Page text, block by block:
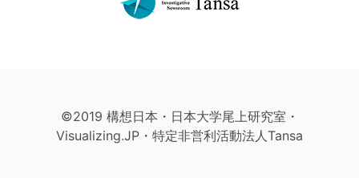
©2019 構想日本・日本大学尾上研究室・
Visualizing.JP・特定非営利活動法人Tansa